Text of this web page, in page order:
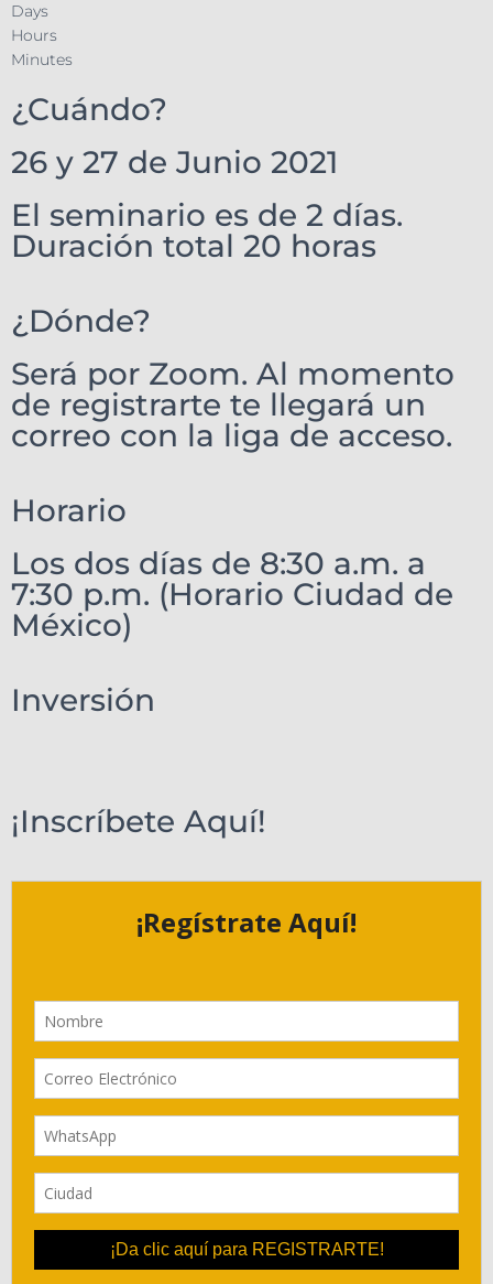
Days
Hours
Minutes
¿Cuándo?
26 y 27 de Junio 2021
El seminario es de 2 días.
Duración total 20 horas
¿Dónde?
Será por Zoom. Al momento
de registrarte te llegará un
correo con la liga de acceso.
Horario
Los dos días de 8:30 a.m. a
7:30 p.m. (Horario Ciudad de
México)
Inversión
¡Inscríbete Aquí!